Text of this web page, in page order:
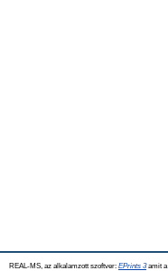
REAL-MS, az alkalamzott szoftver: EPrints 3amit a